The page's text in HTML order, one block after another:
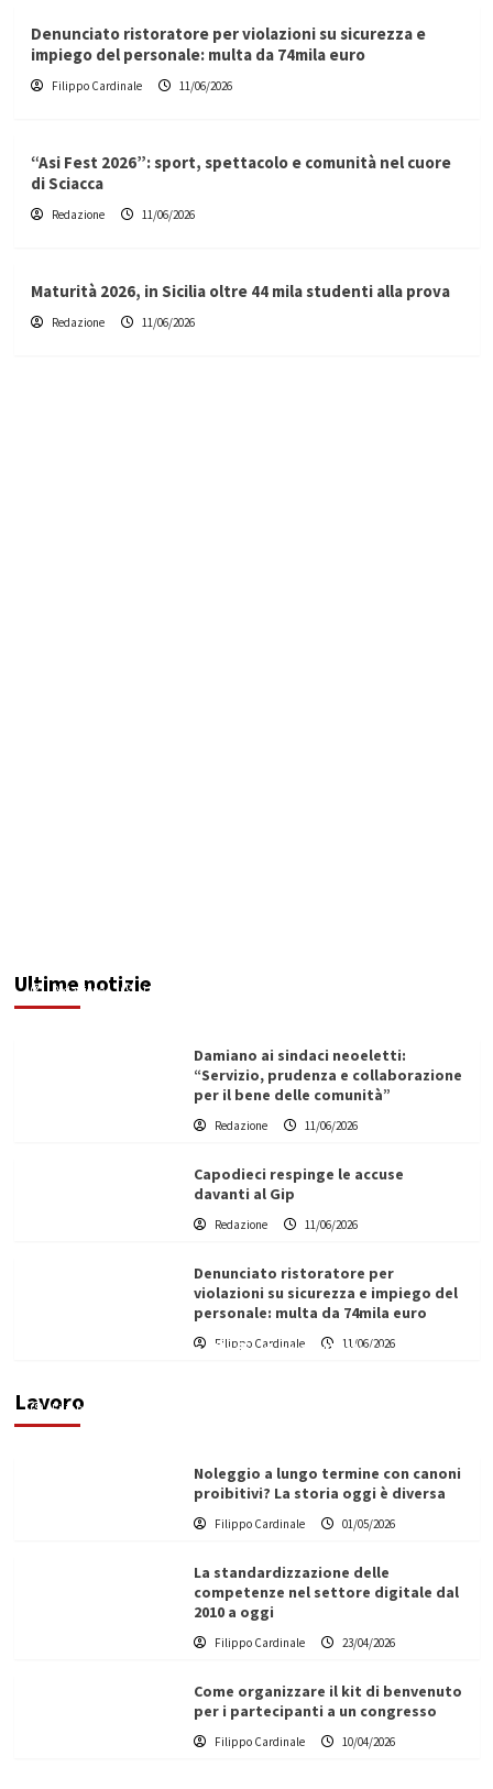
Denunciato ristoratore per violazioni su sicurezza e
impiego del personale: multa da 74mila euro
Filippo Cardinale 11/06/2026
“Asi Fest 2026”: sport, spettacolo e comunità nel cuore
di Sciacca
Redazione 11/06/2026
Maturità 2026, in Sicilia oltre 44 mila studenti alla prova
Redazione 11/06/2026
Ultime notizie
Redazione 11/06/2026
Damiano ai sindaci neoeletti:
“Servizio, prudenza e collaborazione
per il bene delle comunità”
Redazione 11/06/2026
Capodieci respinge le accuse
davanti al Gip
Redazione 11/06/2026
Denunciato ristoratore per
violazioni su sicurezza e impiego del
personale: multa da 74mila euro
Filippo Cardinale 11/06/2026
Lavoro
Vino in Italia: il giro d’affari contribuisce
Filippo Cardinale
Noleggio a lungo termine con canoni
proibitivi? La storia oggi è diversa
Filippo Cardinale 01/05/2026
La standardizzazione delle
competenze nel settore digitale dal
2010 a oggi
Filippo Cardinale 23/04/2026
Come organizzare il kit di benvenuto
per i partecipanti a un congresso
Filippo Cardinale 10/04/2026